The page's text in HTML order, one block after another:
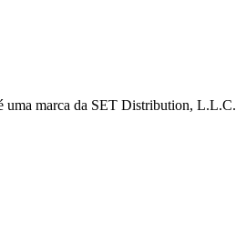
marca da SET Distribution, L.L.C.